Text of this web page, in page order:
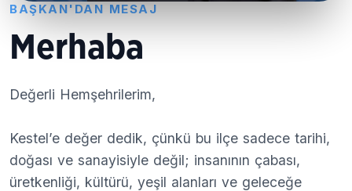
BAŞKAN'DAN MESAJ
Merhaba
Değerli Hemşehrilerim,
Kestel’e değer dedik, çünkü bu ilçe sadece tarihi,
doğası ve sanayisiyle değil; insanının çabası,
üretkenliği, kültürü, yeşil alanları ve geleceğe